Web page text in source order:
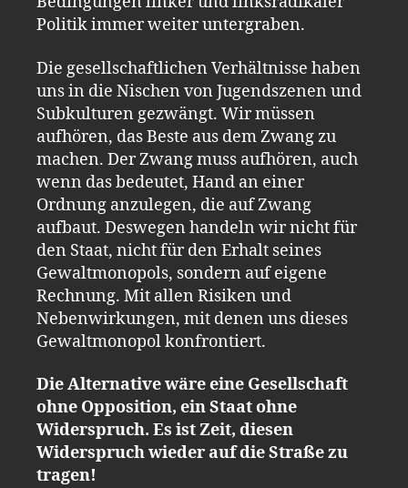
Politik immer weiter untergraben.
Die gesellschaftlichen Verhältnisse haben
uns in die Nischen von Jugendszenen und
Subkulturen gezwängt. Wir müssen
aufhören, das Beste aus dem Zwang zu
machen. Der Zwang muss aufhören, auch
wenn das bedeutet, Hand an einer
Ordnung anzulegen, die auf Zwang
aufbaut. Deswegen handeln wir nicht für
den Staat, nicht für den Erhalt seines
Gewaltmonopols, sondern auf eigene
Rechnung. Mit allen Risiken und
Nebenwirkungen, mit denen uns dieses
Gewaltmonopol konfrontiert.
Die Alternative wäre eine Gesellschaft
ohne Opposition, ein Staat ohne
Widerspruch. Es ist Zeit, diesen
Widerspruch wieder auf die Straße zu
tragen!